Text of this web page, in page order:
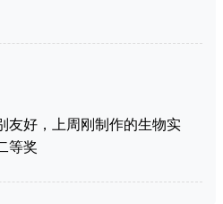
友好，上周刚制作的生物实
等奖